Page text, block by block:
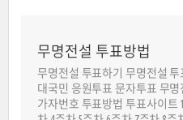
무명전설 투표방법
무명전설 투표하기 무명전설 투
대국민 응원투표 문자투표 무
가자번호 투표방법 투표사이트